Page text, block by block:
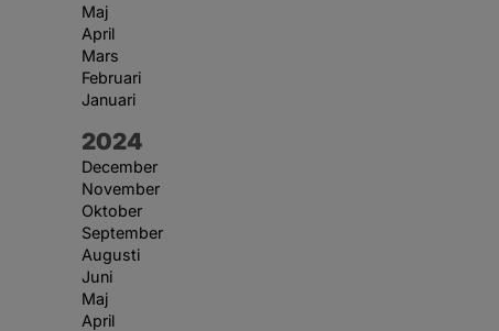
Maj
April
Mars
Februari
Januari
År:
2024
December
November
Oktober
September
Augusti
Juni
Maj
April